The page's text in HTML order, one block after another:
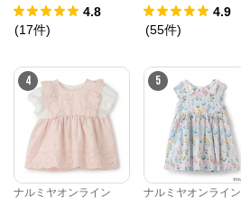
4.8
(17件)
4.9
(55件)
4
ナルミヤオンライン
5
ナルミヤオンライン